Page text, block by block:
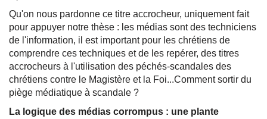
Qu'on nous pardonne ce titre accrocheur, uniquement fait
pour appuyer notre thèse : les médias sont des techniciens
de l'information, il est important pour les chrétiens de
comprendre ces techniques et de les repérer, des titres
accrocheurs à l'utilisation des péchés-scandales des
chrétiens contre le Magistère et la Foi...Comment sortir du
piège médiatique à scandale ?
La logique des médias corrompus : une plante